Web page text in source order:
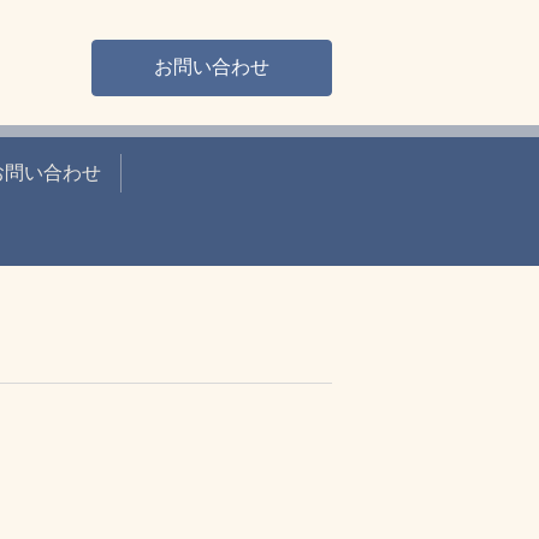
お問い合わせ
問い合わせ